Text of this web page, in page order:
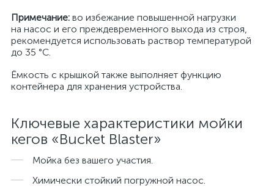
Примечание: во избежание повышенной нагрузки
на насос и его преждевременного выхода из строя,
рекомендуется использовать раствор температурой
до 35 °C.
Ёмкость с крышкой также выполняет функцию
контейнера для хранения устройства.
Ключевые характеристики мойки
кегов «Bucket Blaster»
Мойка без вашего участия.
Химически стойкий погружной насос.